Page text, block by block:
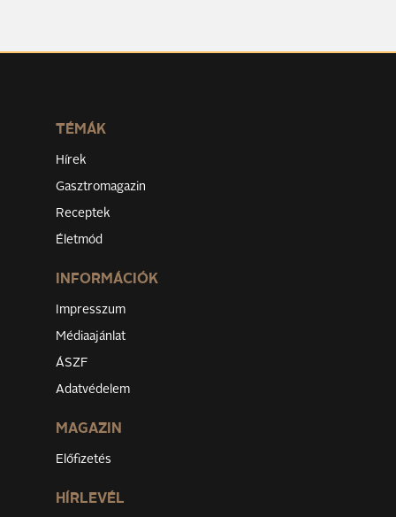
TÉMÁK
Hírek
Gasztromagazin
Receptek
Életmód
INFORMÁCIÓK
Impresszum
Médiaajánlat
ÁSZF
Adatvédelem
MAGAZIN
Előfizetés
HÍRLEVÉL